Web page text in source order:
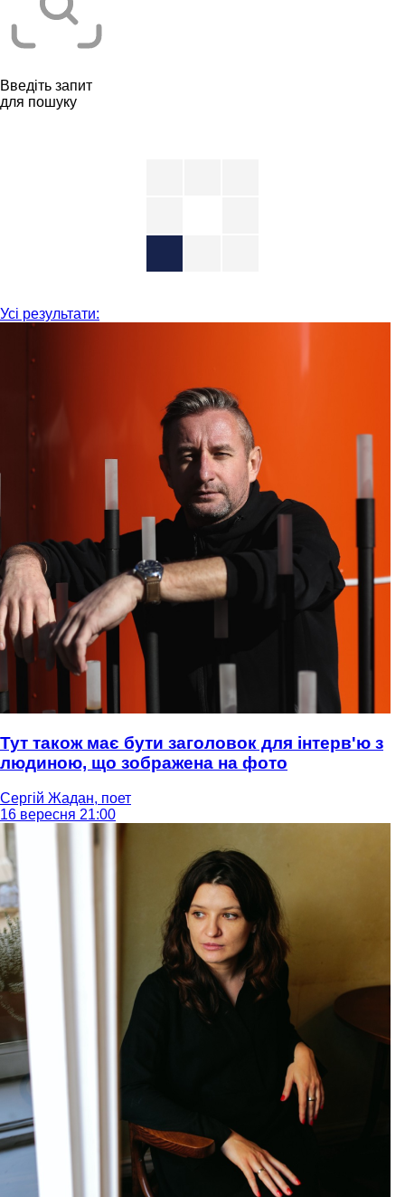
Введіть запит
для пошуку
Усі результати:
Тут також має бути заголовок для інтерв'ю з
людиною, що зображена на фото
Сергій Жадан, поет
16 вересня 21:00